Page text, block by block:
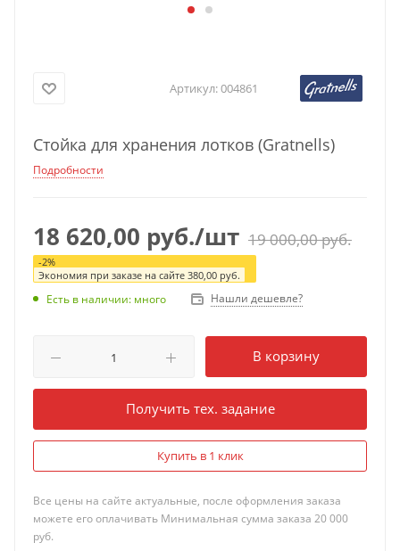
Артикул:004861
Стойка для хранения лотков (Gratnells)
Подробности
18 620,00 руб./шт 19 000,00руб.
-2%
Экономия при заказе на сайте 380,00 руб.
Есть в наличии: много Нашли дешевле?
В корзину
Получить тех. задание
Купить в 1 клик
Все цены на сайте актуальные, после оформления заказа
можете его оплачивать Минимальная сумма заказа 20 000
руб.